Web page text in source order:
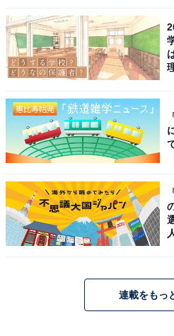
連載をもっ